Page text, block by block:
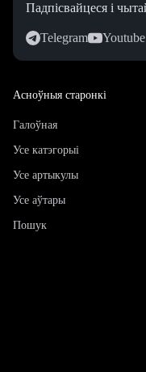
Падпісвайцеся і
Telegram Youtube
Асноўныя старонкі
Галоўная
Усе катэгорыі
Усе артыкулы
Усе аўтары
Пошук